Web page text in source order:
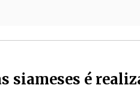
siameses é